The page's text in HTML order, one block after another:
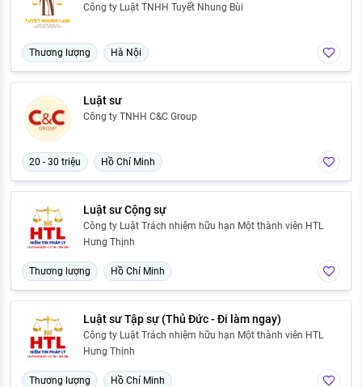
Công ty Luật TNHH Tuyết Nhung Bùi
Thương lượng Hà Nội
Luật sư
Công ty TNHH C&C Group
20 - 30 triệu Hồ Chí Minh
Luật sư Cộng sự
Công ty Luật Trách nhiệm hữu hạn Một thành viên HTL
Hưng Thịnh
Thương lượng Hồ Chí Minh
Luật sư Tập sự (Thủ Đức - Đi làm ngay)
Công ty Luật Trách nhiệm hữu hạn Một thành viên HTL
Hưng Thịnh
Thương lượng Hồ Chí Minh